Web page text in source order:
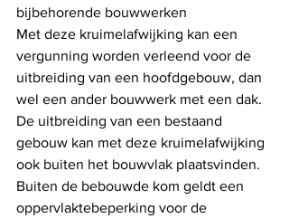
bijbehorende bouwwerken
Met deze kruimelafwijking kan een
vergunning worden verleend voor de
uitbreiding van een hoofdgebouw, dan
wel een ander bouwwerk met een dak.
De uitbreiding van een bestaand
gebouw kan met deze kruimelafwijking
ook buiten het bouwvlak plaatsvinden.
Buiten de bebouwde kom geldt een
oppervlaktebeperking voor de